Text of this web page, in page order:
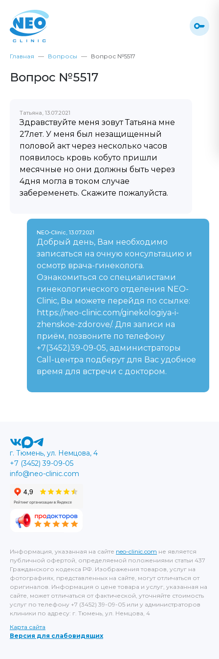
Главная Вопросы Вопрос №5517
Вопрос №5517
Татьяна, 13.07.2021
Здравствуйте меня зовут Татьяна мне
27лет. У меня был незащищенный
половой акт через несколько часов
появилось кровь кобуто пришли
месячные но они должны быть через
4дня могла в током случае
забеременеть. Скажите пожалуйста.
NEO-Clinic, 13.07.2021
Добрый день, Вам необходимо
записаться на очную консультацию и
осмотр врача-гинеколога.
Ознакомиться со специалистами
гинекологического отделения NEO-
Clinic, Вы можете перейдя по ссылке:
https://neo-clinic.com/ginekologiya-i-
zhenskoe-zdorove/. Для записи на
приём, позвоните по телефону
+7(3452)39-09-05, администраторы
Call-центра подберут для Вас удобное
время для встречи с доктором.
Информация, указанная на сайте neo-clinic.com не является
публичной офертой, определяемой положениями статьи 437
Гражданского кодекса РФ. Изображения товаров, услуг на
фотографиях, представленных на сайте, могут отличаться от
оригиналов. Информация о цене товара и услуг, указанная на
сайте, может отличаться от фактической, уточняйте стоимость
услуг по телефону +7 (3452) 39-09-05 или у администраторов
клиники по адресу: г. Тюмень, ул. Немцова, 4
Карта сайта
Версия для слабовидящих
г. Тюмень, ул. Немцова, 4
+7 (3452) 39-09-05
info@neo-clinic.com